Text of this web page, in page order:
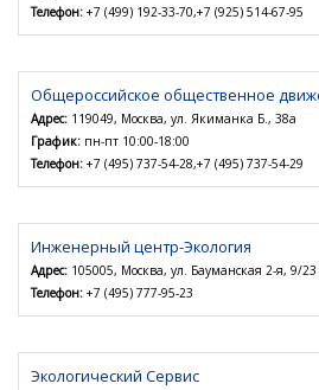
Телефон: +7 (499) 192-33-70,+7 (925) 514-67-95
Общероссийское общественное
Адрес: 119049, Москва, ул. Якиманка Б., 38а
График: пн-пт 10:00-18:00
Телефон: +7 (495) 737-54-28,+7 (495) 737-54-29
Инженерный центр-Экология
Адрес: 105005, Москва, ул. Бауманская 2-я, 9/23
Телефон: +7 (495) 777-95-23
Экологический Сервис